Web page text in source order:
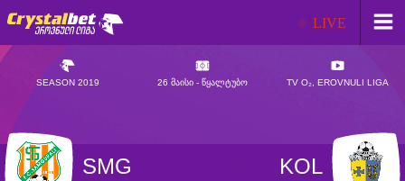
LIVE
SEASON 2019 26 ᲛᲐᲘᲡᲘ - ᲬᲧᲐᲚᲢᲣᲑᲝ TV O₂, EROVNULI LIGA
SMG KOL